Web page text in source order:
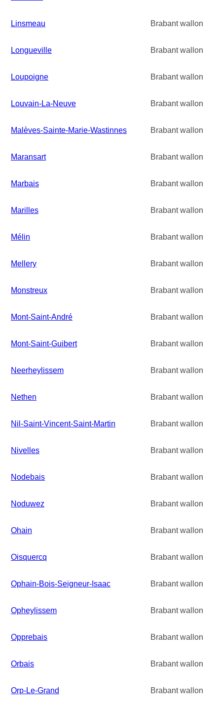
Linsmeau Brabant wallon
Longueville Brabant wallon
Loupoigne Brabant wallon
Louvain-La-Neuve Brabant wallon
Malèves-Sainte-Marie-Wastinnes Brabant wallon
Maransart Brabant wallon
Marbais Brabant wallon
Marilles Brabant wallon
Mélin Brabant wallon
Mellery Brabant wallon
Monstreux Brabant wallon
Mont-Saint-André Brabant wallon
Mont-Saint-Guibert Brabant wallon
Neerheylissem Brabant wallon
Nethen Brabant wallon
Nil-Saint-Vincent-Saint-Martin Brabant wallon
Nivelles Brabant wallon
Nodebais Brabant wallon
Noduwez Brabant wallon
Ohain Brabant wallon
Oisquercq Brabant wallon
Ophain-Bois-Seigneur-Isaac Brabant wallon
Opheylissem Brabant wallon
Opprebais Brabant wallon
Orbais Brabant wallon
Orp-Le-Grand Brabant wallon